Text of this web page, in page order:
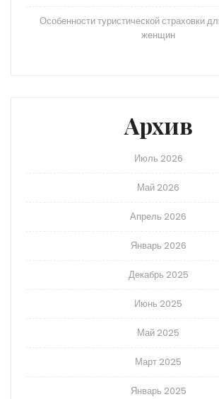
Особенности туристической страховки
женщин
Архив
Июль 2026
Май 2026
Апрель 2026
Январь 2026
Декабрь 2025
Июнь 2025
Май 2025
Март 2025
Январь 2025